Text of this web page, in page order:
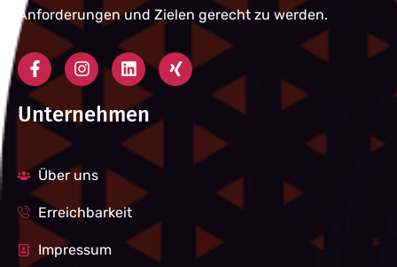
Anforderungen und Zielen gerecht zu werden.
Unternehmen
Über uns
Erreichbarkeit
Impressum